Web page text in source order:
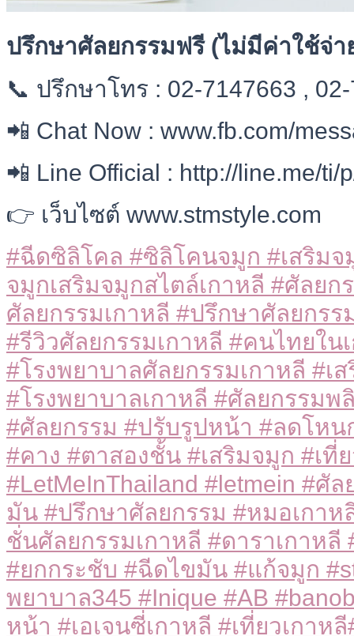
ปรึกษาศัลยกรรมฟรี (ไม่มีค่าใช้จ่า
📞 ปรึกษาโทร : 02-7147663 ,
📲 Chat Now : www.fb.com/
📲 Line Official : http://line.me/ti/
👉 เว็บไซต์ www.stmstyle.com
#ฉีดซิลิโคล #ซิลิโคนจมูก #เสริมจ
จมูกเสริมจมูกสไตล์เกาหลี #ศัลยก
ศัลยกรรมเกาหลี #ปรึกษาศัลยกร
#รีวิวศัลยกรรมเกาหลี #คนไทยใน
#โรงพยาบาลศัลยกรรมเกาหลี #เ
#โรงพยาบาลเกาหลี #ศัลยกรรม
#ศัลยกรรม #ปรับรูปหน้า #ลดโหน
#คาง #ตาสองชั้น #เสริมจมูก #เที่
#LetMeInThailand #letmein #ศั
มัน #ปรึกษาศัลยกรรม #หมอเกาห
ชั่นศัลยกรรมเกาหลี #ดาราเกาหลี
#ยกกระชับ #ฉีดไขมัน #แก้จมูก
พยาบาล345 #Inique #AB
หน้า #เอเจนซี่เกาหลี #เที่ยวเกาห